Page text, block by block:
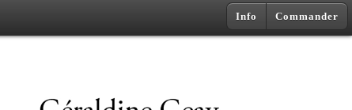
Info Commander